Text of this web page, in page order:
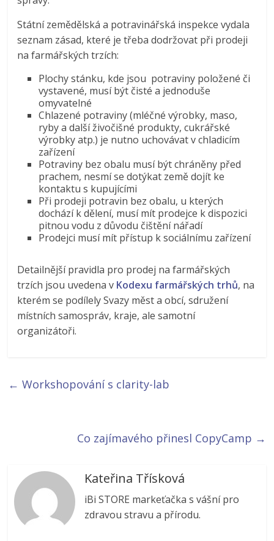
Státní zemědělská a potravinářská inspekce vydala
seznam zásad, které je třeba dodržovat při prodeji
na farmářských trzích:
Plochy stánku, kde jsou potraviny položené či
vystavené, musí být čisté a jednoduše
omyvatelné
Chlazené potraviny (mléčné výrobky, maso,
ryby a další živočišné produkty, cukrářské
výrobky atp.) je nutno uchovávat v chladicím
zařízení
Potraviny bez obalu musí být chráněny před
prachem, nesmí se dotýkat země dojít ke
kontaktu s kupujícími
Při prodeji potravin bez obalu, u kterých
dochází k dělení, musí mít prodejce k dispozici
pitnou vodu z důvodu čištění nářadí
Prodejci musí mít přístup k sociálnímu zařízení
Detailnější pravidla pro prodej na farmářských
trzích jsou uvedena v Kodexu farmářských trhů, na
kterém se podílely Svazy měst a obcí, sdružení
místních samospráv, kraje, ale samotní
organizátoři.
← Workshopování s clarity-lab
Co zajímavého přinesl CopyCamp →
Kateřina Třísková
iBi STORE markeťačka s vášní pro
zdravou stravu a přírodu.